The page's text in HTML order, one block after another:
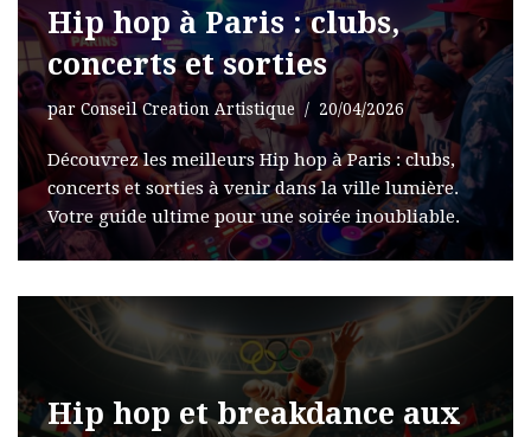
Hip hop à Paris : clubs,
concerts et sorties
par Conseil Creation Artistique 20/04/2026
Découvrez les meilleurs Hip hop à Paris : clubs,
concerts et sorties à venir dans la ville lumière.
Votre guide ultime pour une soirée inoubliable.
Hip hop et breakdance aux